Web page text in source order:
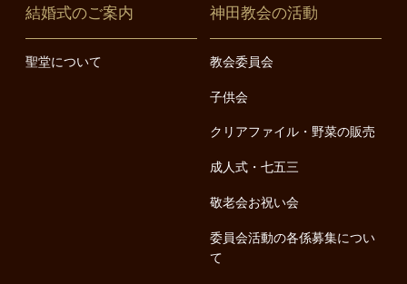
結婚式のご案内
聖堂について
神田教会の活動
教会委員会
子供会
クリアファイル・野菜の販売
成人式・七五三
敬老会お祝い会
委員会活動の各係募集につい
て